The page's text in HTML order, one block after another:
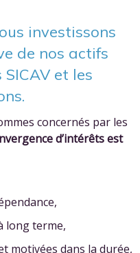
investissons
de nos actifs
et les
concernés par les
d’intérêts est
long terme,
motivées dans la durée,